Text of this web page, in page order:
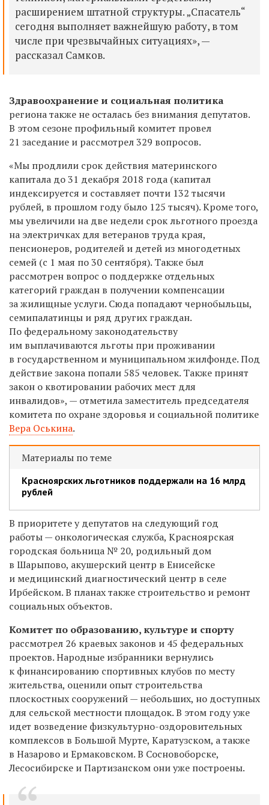
расширением штатной структуры. „Спасатель“
сегодня выполняет важнейшую работу, в том
числе при чрезвычайных ситуациях», —
рассказал Самков.
Здравоохранение и социальная политика
региона также не осталась без внимания депутатов.
В этом сезоне профильный комитет провел
21 заседание и рассмотрел 329 вопросов.
«Мы продлили срок действия материнского
капитала до 31 декабря 2018 года (капитал
индексируется и составляет почти 132 тысячи
рублей, в прошлом году было 125 тысяч). Кроме того,
мы увеличили на две недели срок льготного проезда
на электричках для ветеранов труда края,
пенсионеров, родителей и детей из многодетных
семей (с 1 мая по 30 сентября). Также был
рассмотрен вопрос о поддержке отдельных
категорий граждан в получении компенсации
за жилищные услуги. Сюда попадают чернобыльцы,
семипалатинцы и ряд других граждан.
По федеральному законодательству
им выплачиваются льготы при проживании
в государственном и муниципальном жилфонде. Под
действие закона попали 585 человек. Также принят
закон о квотировании рабочих мест для
инвалидов», — отметила заместитель председателя
комитета по охране здоровья и социальной политике
Вера Оськина.
Материалы по теме
Красноярских льготников поддержали на 16 млрд
рублей
В приоритете у депутатов на следующий год
работы — онкологическая служба, Красноярская
городская больница № 20, родильный дом
в Шарыпово, акушерский центр в Енисейске
и медицинский диагностический центр в селе
Ирбейском. В планах также строительство и ремонт
социальных объектов.
Комитет по образованию, культуре и спорту
рассмотрел 26 краевых законов и 45 федеральных
проектов. Народные избранники вернулись
к финансированию спортивных клубов по месту
жительства, оценили опыт строительства
плоскостных сооружений — небольших, но доступных
для сельской местности площадок. В этом году уже
идет возведение физкультурно-оздоровительных
комплексов в Большой Мурте, Каратузском, а также
в Назарово и Ермаковском. В Сосновоборске,
Лесосибирске и Партизанском они уже построены.